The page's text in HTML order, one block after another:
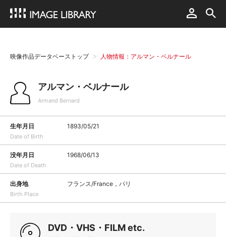
映像作品データベーストップ 人物情報：アルマン・ベルナール
アルマン・ベルナール
Armand Bernard
生年月日
Date of Birth
1893/05/21
没年月日
Date of Death
1968/06/13
出身地
Birth Place
フランス/France，パリ
DVD・VHS・FILM etc.